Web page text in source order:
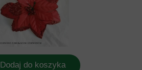
Dodaj do koszyka